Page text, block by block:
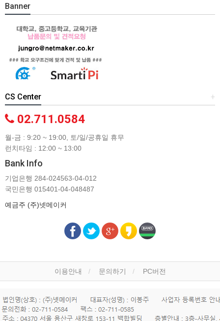
Banner
+
CS Center
02.711.0584
월-금 : 9:20 ~ 19:00, 토/일/공휴일 휴무
런치타임 : 12:00 ~ 13:00
Bank Info
기업은행 284-024563-04-012
국민은행 015401-04-048487
예금주 (주)넷메이커
이용안내 문의하기 PC버전